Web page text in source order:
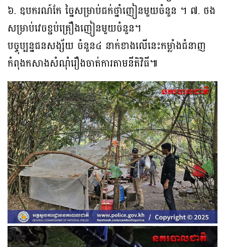
៦. ឧបករណ៍កែ ច្នៃសម្រាប់ជក់ថ្នាំញៀនមួយចំនួន ។ ៧. ថង
សម្រាប់វេចខ្ជប់គ្រឿងញៀនមួយចំនួន។
បច្ចុប្បន្នជនសង្ស័យ ចំនួន៤ នាក់ខាងលើនេះកម្លាំងជំនាញ
កំពុងកសាងសំណុំរឿងចាត់ការតាមនីតិវិធី៕